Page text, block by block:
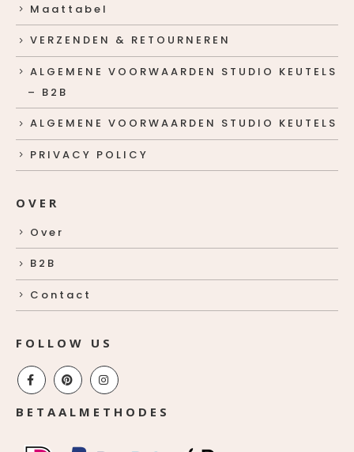
Maattabel
VERZENDEN & RETOURNEREN
ALGEMENE VOORWAARDEN STUDIO KEUTELS
– B2B
ALGEMENE VOORWAARDEN STUDIO KEUTELS
PRIVACY POLICY
OVER
Over
B2B
Contact
FOLLOW US
BETAALMETHODES